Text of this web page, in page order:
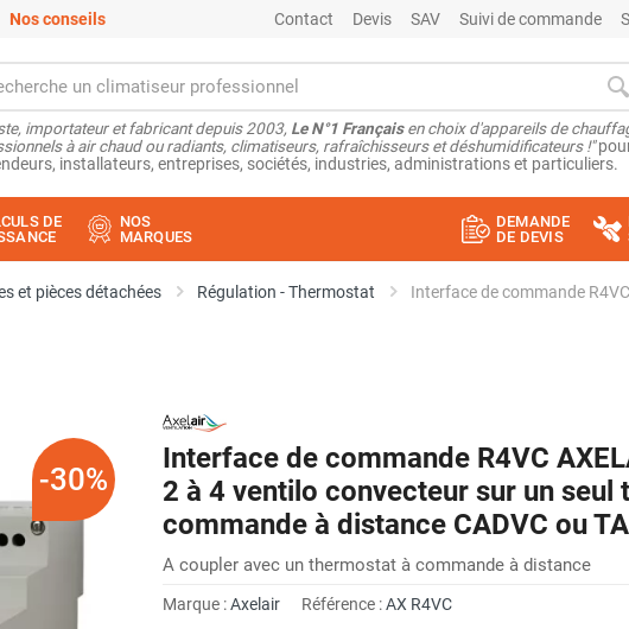
Nos conseils Contact Devis SAV Suivi de commande
importateur et fabricant depuis 2003, Le N°1 Françaisen choix d'appareils de
à air chaud ou radiants, climatiseurs, rafraîchisseurs et déshumidificateurs !"
installateurs, entreprises, sociétés, industries, administrations et particuliers.
DE
NOS
MARQUES
DEMANDE
DE DEVIS
et pièces détachées Régulation - Thermostat
-30%
Interface de commande R4VC
2 à 4 ventilo convecteur sur un seul
commande à distance CADVC ou
A coupler avec un thermostat à commande à distance
Marque :Axelair Référence :AX R4VC